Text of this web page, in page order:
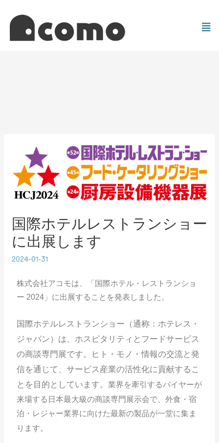
国際ホテルレストランショー
に出展します
2024-01-31
株式会社アコモは、「国際ホテル・レストランショ
ー 2024」に出展することを発表しました。
国際ホテルレストランショー（通称：ホテレス・
ジャパン）は、ホスピタリティとフードサービス
の商談専門展です。
ヒト・モノ・情報の交流と発
信を通じて、サービス産業の活性化に貢献するこ
とを目的としています。 業界を牽引するバイヤーが
来場する日本最大級の商談専門展示会で、外食・宿
泊・レジャー業界に向けた最新の製品が一堂に集ま
ります。